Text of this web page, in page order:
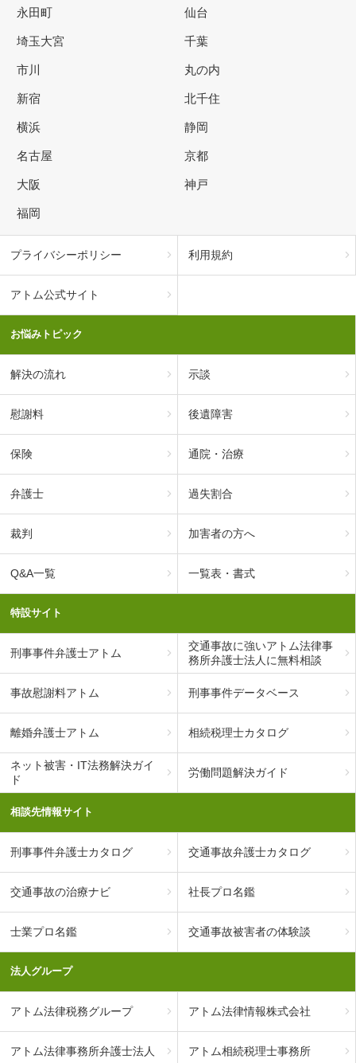
永田町 仙台
埼玉大宮 千葉
市川 丸の内
新宿 北千住
横浜 静岡
名古屋 京都
大阪 神戸
福岡
プライバシーポリシー 利用規約
アトム公式サイト
お悩みトピック
解決の流れ 示談
慰謝料 後遺障害
保険 通院・治療
弁護士 過失割合
裁判 加害者の方へ
Q&A一覧 一覧表・書式
特設サイト
刑事事件弁護士アトム
交通事故に強いアトム法律事
務所弁護士法人に無料相談
事故慰謝料アトム 刑事事件データベース
離婚弁護士アトム 相続税理士カタログ
ネット被害・IT法務解決ガイ
ド
労働問題解決ガイド
相談先情報サイト
刑事事件弁護士カタログ 交通事故弁護士カタログ
交通事故の治療ナビ 社長プロ名鑑
士業プロ名鑑 交通事故被害者の体験談
法人グループ
アトム法律税務グループ アトム法律情報株式会社
アトム法律事務所弁護士法人 アトム相続税理士事務所